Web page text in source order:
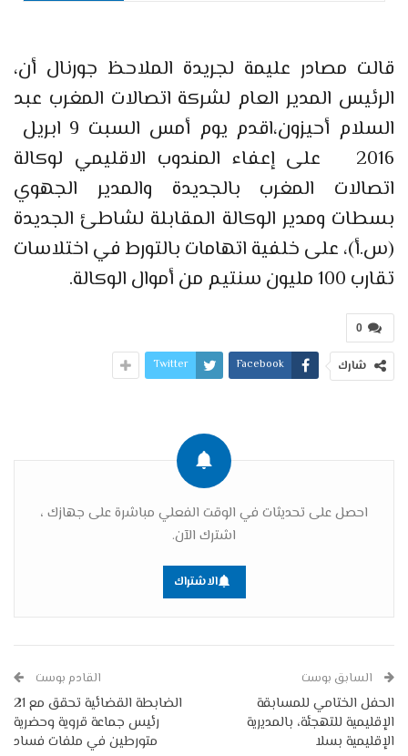
قالت مصادر عليمة لجريدة الملاحظ جورنال أن،
الرئيس المدير العام لشركة اتصالات المغرب عبد
السلام أحيزون،اقدم يوم أمس السبت 9 ابريل
2016 على إعفاء المندوب الاقليمي لوكالة
اتصالات المغرب بالجديدة والمدير الجهوي
بسطات ومدير الوكالة المقابلة لشاطئ الجديدة
(س.أ)، على خلفية اتهامات بالتورط في اختلاسات
تقارب 100 مليون سنتيم من أموال الوكالة.
0
شارك Facebook
Twitter
احصل على تحديثات في الوقت الفعلي مباشرة على جهازك ،
اشترك الآن.
الاشتراك
السابق بوست
الحفل الختامي للمسابقة
الإقليمية للتهجئة، بالمديرية
الإقليمية بسلا
القادم بوست
الضابطة القضائية تحقق مع 21
رئيس جماعة قروية وحضرية
متورطين في ملفات فساد